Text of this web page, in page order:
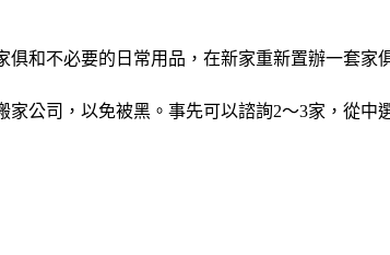
和不必要的日常用品，在新家重新置辦一套家
公司，以免被黑。事先可以諮詢2～3家，從